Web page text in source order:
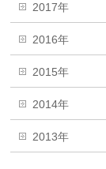
2017年
2016年
2015年
2014年
2013年